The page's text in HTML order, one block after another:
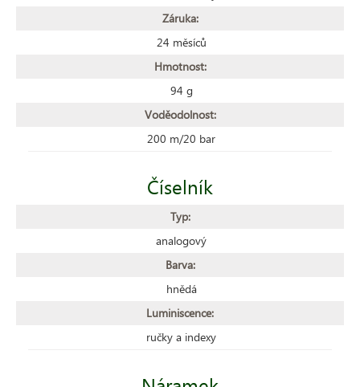
Záruka:
24 měsíců
Hmotnost:
94 g
Voděodolnost:
200 m/20 bar
Číselník
Typ:
analogový
Barva:
hnědá
Luminiscence:
ručky a indexy